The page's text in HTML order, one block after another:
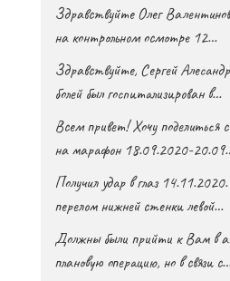
Здравствуйте Олег
на контрольном осмотре 12…
Здравствуйте, Сергей
болей был госпитализирован в…
Всем привет! Хочу
на марафон 18.09.2020-
Получил удар в глаз
перелом нижней стенки левой…
Должны были прийти к Вам в
плановую операцию, но в связи